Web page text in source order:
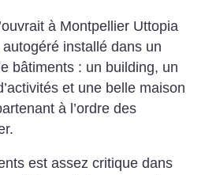
à Montpellier Uttopia
autogéré installé dans un
bâtiments : un building, un
et une belle maison
à l’ordre des
est assez critique dans